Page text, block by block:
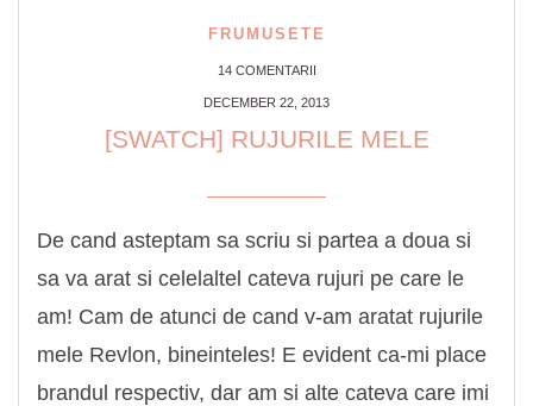
FRUMUSETE
14 COMENTARII
DECEMBER 22, 2013
[SWATCH] RUJURILE MELE
De cand asteptam sa scriu si partea a doua si
sa va arat si celelaltel cateva rujuri pe care le
am! Cam de atunci de cand v-am aratat rujurile
mele Revlon, bineinteles! E evident ca-mi place
brandul respectiv, dar am si alte cateva care imi